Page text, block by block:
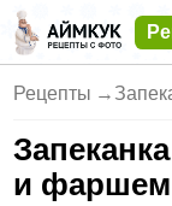
Рецепты →
и фаршем